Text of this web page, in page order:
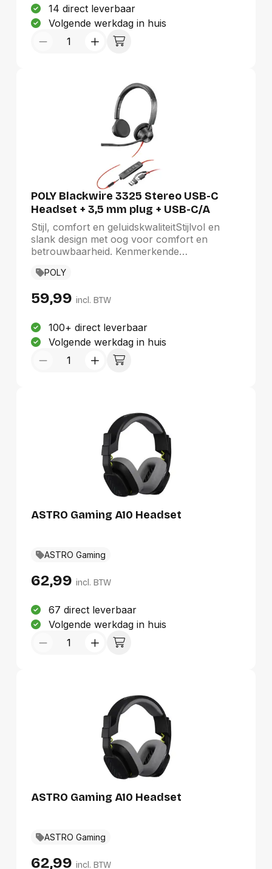
14 direct leverbaar
Volgende werkdag in huis
POLY Blackwire 3325 Stereo USB-C
Headset + 3,5 mm plug + USB-C/A
adapter
Stijl, comfort en geluidskwaliteitStijlvol en
slank design met oog voor comfort en
betrouwbaarheid. Kenmerkende
bent van goed geluid. En intuïtieve en
snel verbinding kan maken met het apparaat
POLY
59,99 incl. BTW
100+ direct leverbaar
Volgende werkdag in huis
ASTRO Gaming A10 Headset
ASTRO Gaming
62,99 incl. BTW
67 direct leverbaar
Volgende werkdag in huis
ASTRO Gaming A10 Headset
ASTRO Gaming
62,99 incl. BTW